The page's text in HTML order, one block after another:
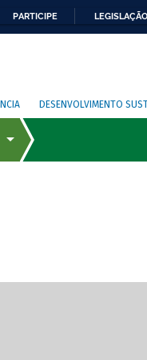
PARTICIPE LEGISLAÇÃO
DESENVOLVIMENTO
de